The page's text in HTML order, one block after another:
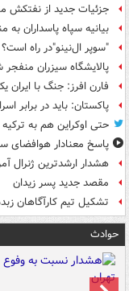
جزئیات جدید از نفتکش
بیانیه سپاه پاسداران به
"سوپر ال‌نینو"در راه است؟
پالایشگاه سیزران
فارن افرز: جنگ با
پاکستان: باید در برابر
حتی اوکراین هم به
پاسخ معنادار هوافضای
هشدار ارشدترین ژنرال
مقصد جدید پسر زیدان
تشکیل تیم کارآگاهان
حوادث